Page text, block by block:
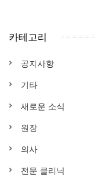
카테고리
공지사항
기타
새로운 소식
원장
의사
전문 클리닉